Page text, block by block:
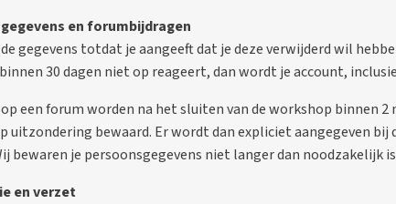
en forumbijdragen
gegevens totdat je aangeeft dat je deze verwijderd wil
30 dagen niet op reageert, dan wordt je account,
een forum worden na het sluiten van de workshop binnen
uitzondering bewaard. Er wordt dan expliciet aangegeven
bewaren je persoonsgegevens niet langer dan noodzakelijk
en verzet